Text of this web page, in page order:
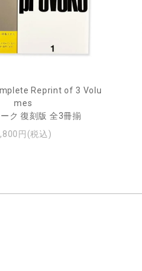
Reprint of 3 Volu
mes
ク 復刻版 全3冊揃
円(税込)